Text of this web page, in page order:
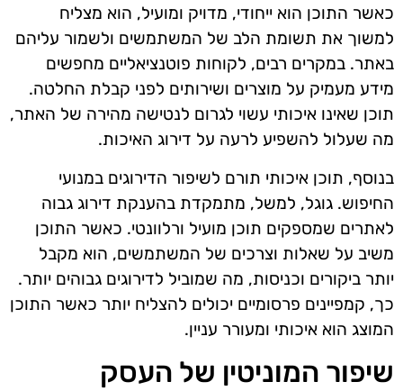
כאשר התוכן הוא ייחודי, מדויק ומועיל, הוא מצליח
למשוך את תשומת הלב של המשתמשים ולשמור עליהם
באתר. במקרים רבים, לקוחות פוטנציאליים מחפשים
מידע מעמיק על מוצרים ושירותים לפני קבלת החלטה.
תוכן שאינו איכותי עשוי לגרום לנטישה מהירה של האתר,
מה שעלול להשפיע לרעה על דירוג האיכות.
בנוסף, תוכן איכותי תורם לשיפור הדירוגים במנועי
החיפוש. גוגל, למשל, מתמקדת בהענקת דירוג גבוה
לאתרים שמספקים תוכן מועיל ורלוונטי. כאשר התוכן
משיב על שאלות וצרכים של המשתמשים, הוא מקבל
יותר ביקורים וכניסות, מה שמוביל לדירוגים גבוהים יותר.
כך, קמפיינים פרסומיים יכולים להצליח יותר כאשר התוכן
המוצג הוא איכותי ומעורר עניין.
שיפור המוניטין של העסק